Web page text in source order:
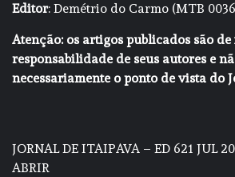
Editor: Demétrio do Carmo (MTB
Atenção: os artigos publicados são
responsabilidade de seus autores e
necessariamente o ponto de vista do
JORNAL DE ITAIPAVA – ED 621 JUL
ABRIR